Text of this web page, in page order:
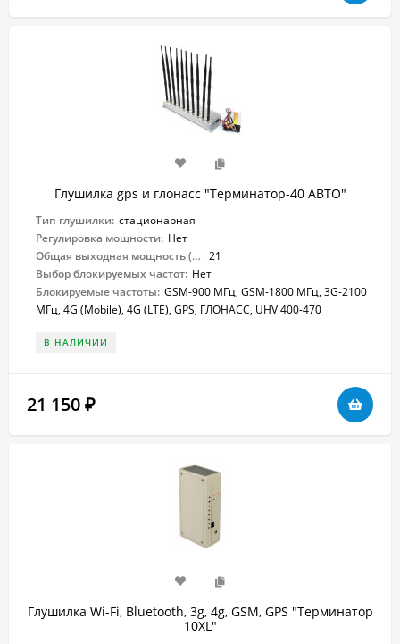
Глушилка gps и глонасс "Терминатор-40 АВТО"
Тип глушилки: стационарная
Регулировка мощности: Нет
Общая выходная мощность (Вт): 21
Выбор блокируемых частот: Нет
Блокируемые частоты: GSM-900 МГц, GSM-1800 МГц, 3G-2100
МГц, 4G (Mobile), 4G (LTE), GPS, ГЛОНАСС, UHV 400-470
В НАЛИЧИИ
21 150 ₽
Глушилка Wi-Fi, Bluetooth, 3g, 4g, GSM, GPS "Терминатор
10XL"